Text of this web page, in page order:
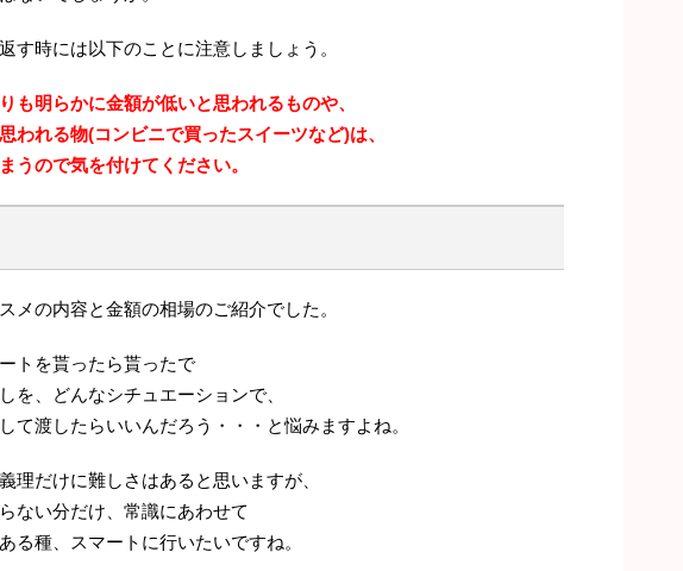
す時には以下のことに注意しましょう。
も明らかに金額が低いと思われるものや、
われる物(コンビニで買ったスイーツなど)は、
うので気を付けてください。
メの内容と金額の相場のご紹介でした。
トを貰ったら貰ったで
を、どんなシチュエーションで、
て渡したらいいんだろう・・・と悩みますよね。
理だけに難しさはあると思いますが、
ない分だけ、常識にあわせて
る種、スマートに行いたいですね。